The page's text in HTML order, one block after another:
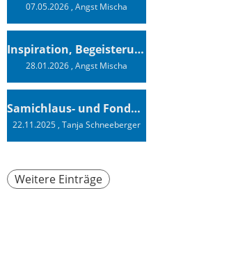
07.05.2026, Angst Mischa
Inspiration, Begeisterung - Ein Vortrag von Vendée-Globe-Finisher Oliver Heer
28.01.2026, Angst Mischa
Samichlaus- und Fonduabend
22.11.2025, Tanja Schneeberger
Weitere Einträge